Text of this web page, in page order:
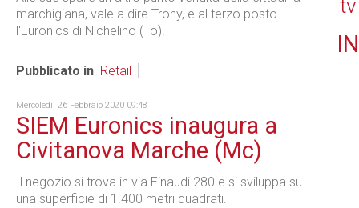
marchigiana, vale a dire Trony, e al terzo posto
l'Euronics di Nichelino (To).
Pubblicato in Retail
Mercoledì, 26 Febbraio 2020 09:48
SIEM Euronics inaugura a
Civitanova Marche (Mc)
Il negozio si trova in via Einaudi 280 e si sviluppa su
una superficie di 1.400 metri quadrati.
tv
IN